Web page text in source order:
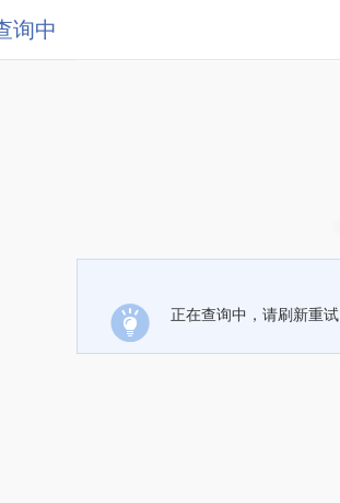
询中
正在查询中，请刷新重试